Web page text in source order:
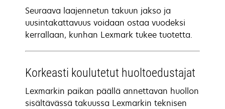
Seuraava laajennetun takuun jakso ja
uusintakattavuus voidaan ostaa vuodeksi
kerrallaan, kunhan Lexmark tukee tuotetta.
Korkeasti koulutetut huoltoedustajat
Lexmarkin paikan päällä annettavan huollon
sisältävässä takuussa Lexmarkin teknisen